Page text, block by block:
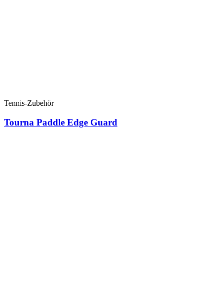
Tennis-Zubehör
Tourna Paddle Edge Guard